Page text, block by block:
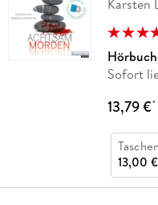
Karsten
Sofort
13,79 €*
13,00 €